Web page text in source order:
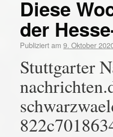
Diese
der
Publiziert am 9. Oktober
Stuttgarter